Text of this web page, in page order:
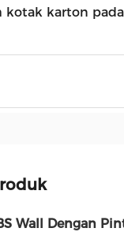
kotak karton
Wall Dengan